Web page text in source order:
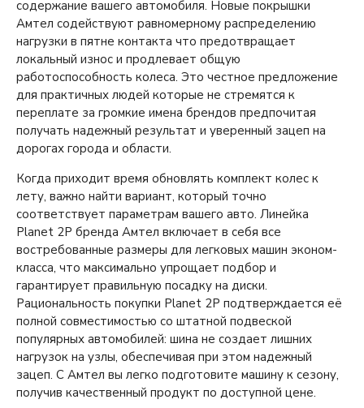
содержание вашего автомобиля. Новые покрышки
Амтел содействуют равномерному распределению
нагрузки в пятне контакта что предотвращает
локальный износ и продлевает общую
работоспособность колеса. Это честное предложение
для практичных людей которые не стремятся к
переплате за громкие имена брендов предпочитая
получать надежный результат и уверенный зацеп на
дорогах города и области.
Когда приходит время обновлять комплект колес к
лету, важно найти вариант, который точно
соответствует параметрам вашего авто. Линейка
Planet 2P бренда Амтел включает в себя все
востребованные размеры для легковых машин эконом-
класса, что максимально упрощает подбор и
гарантирует правильную посадку на диски.
Рациональность покупки Planet 2P подтверждается её
полной совместимостью со штатной подвеской
популярных автомобилей: шина не создает лишних
нагрузок на узлы, обеспечивая при этом надежный
зацеп. С Амтел вы легко подготовите машину к сезону,
получив качественный продукт по доступной цене.